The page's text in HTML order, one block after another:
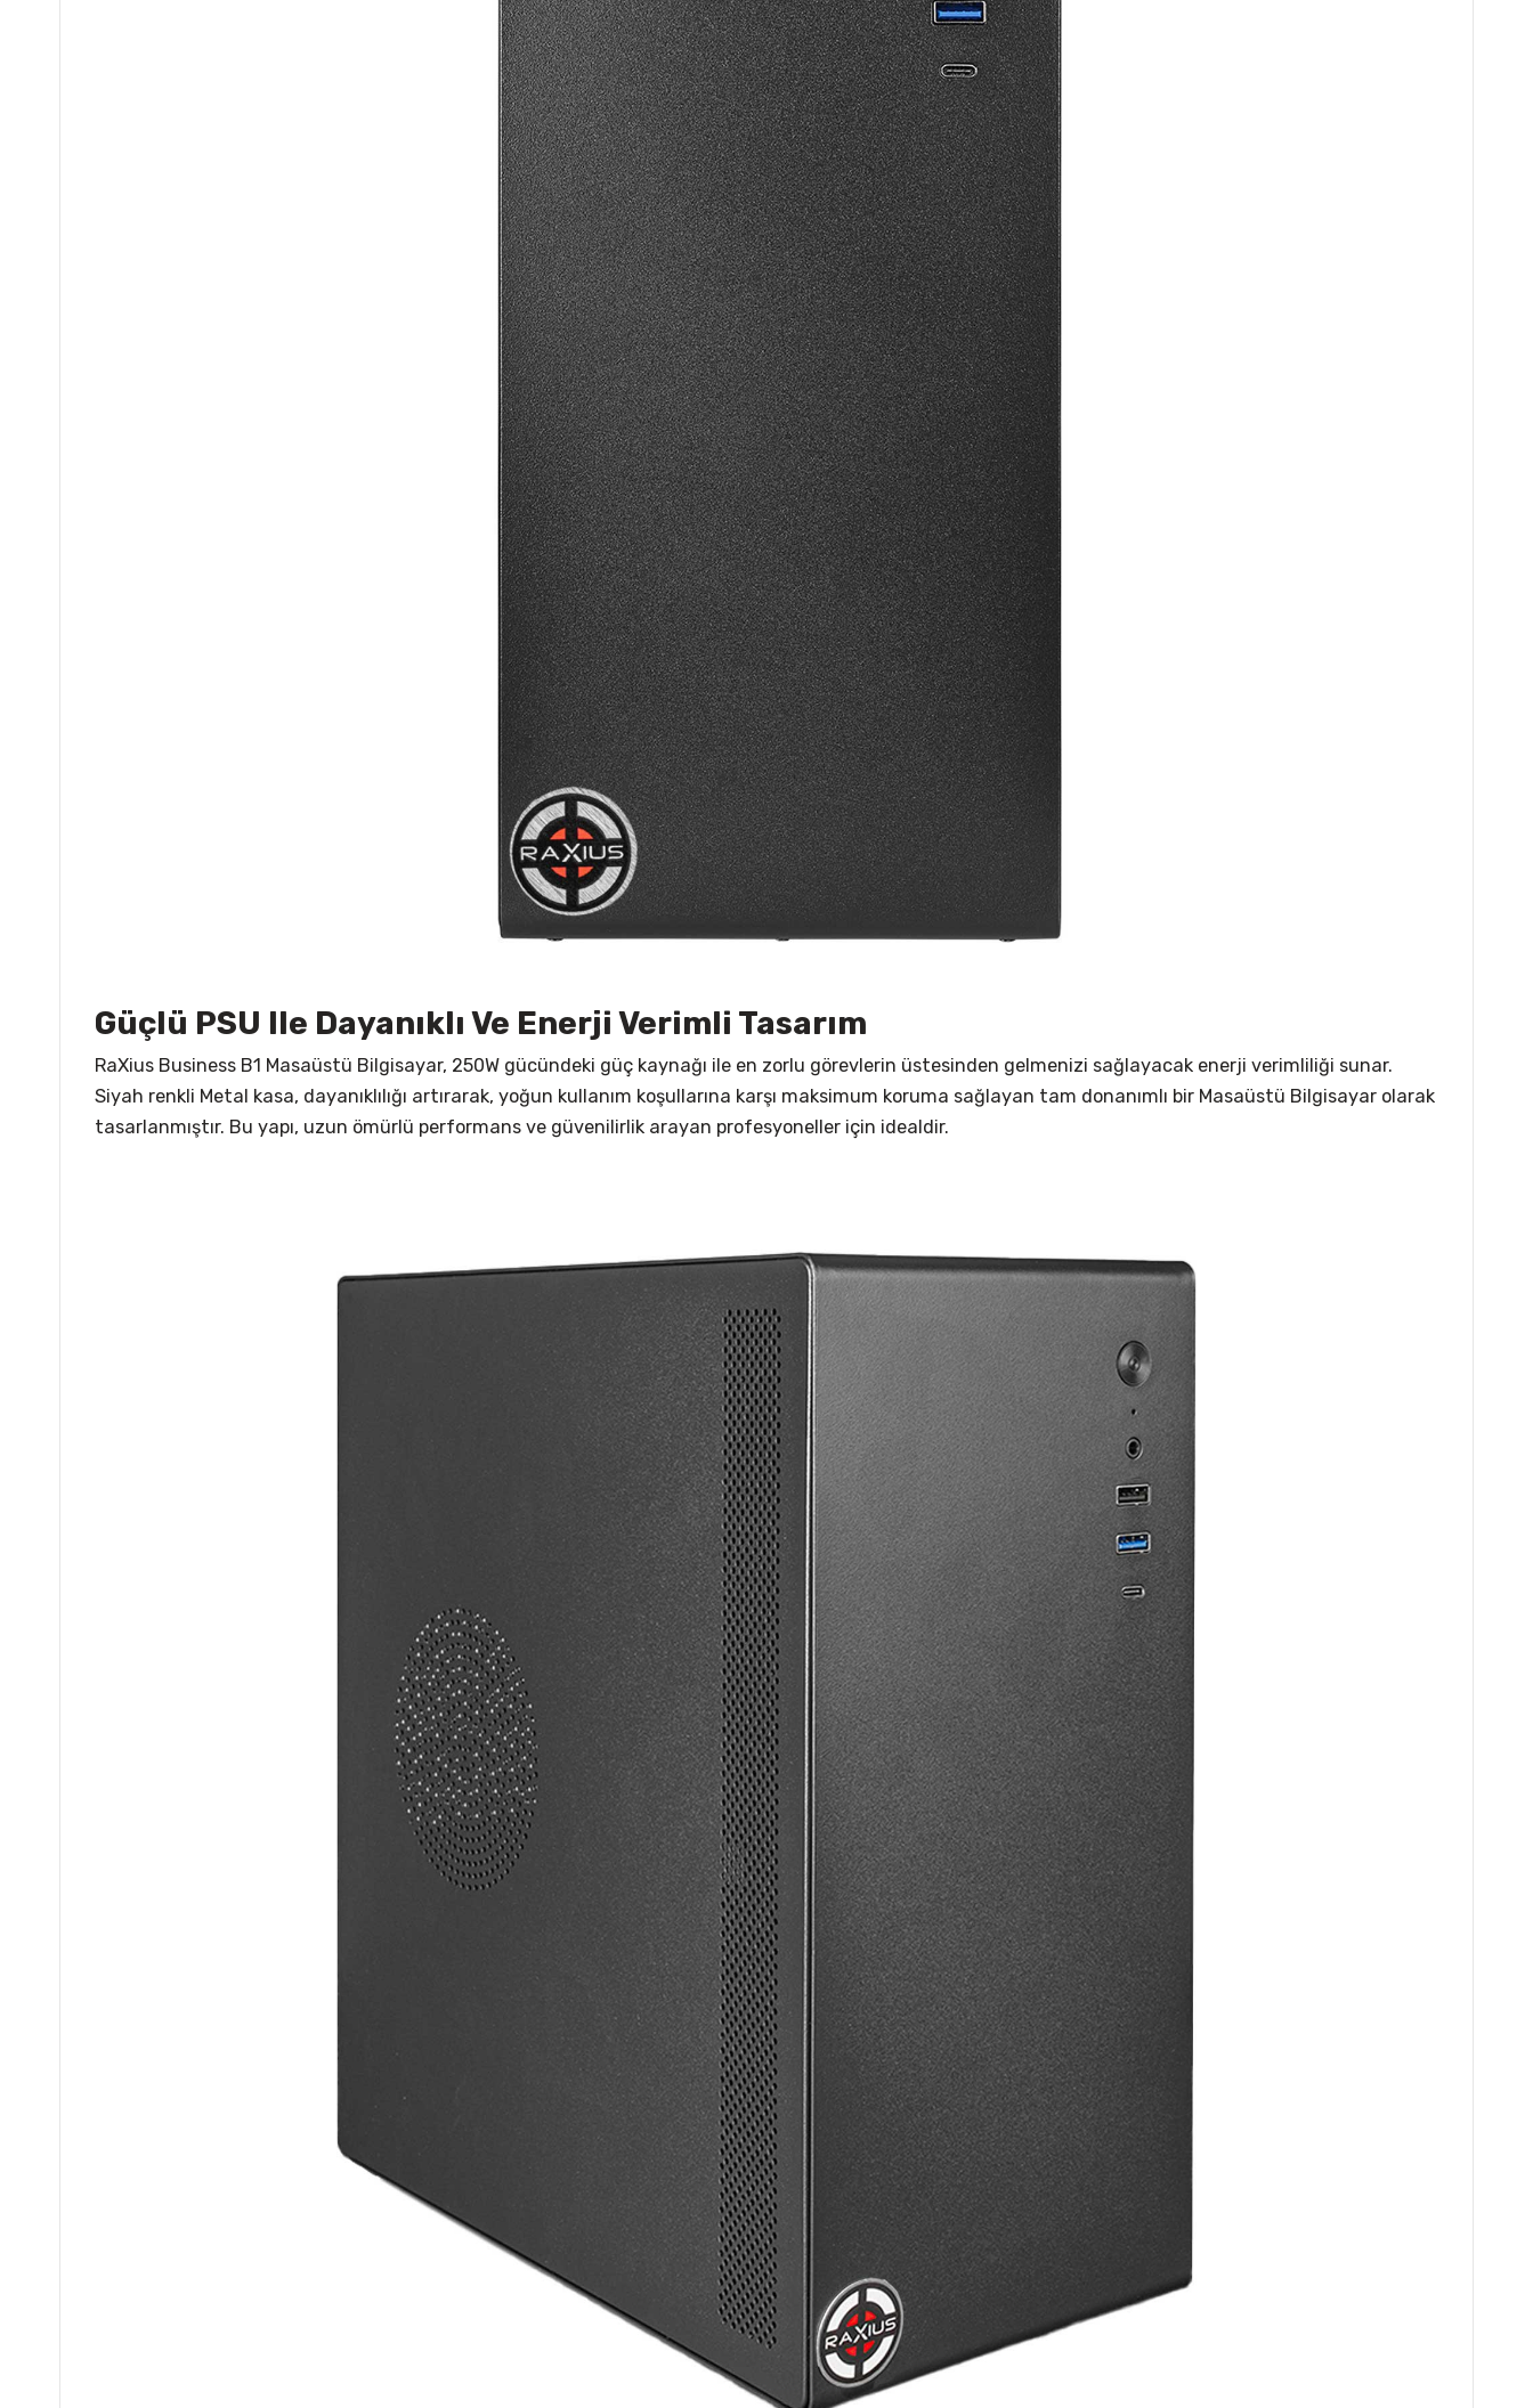
Güçlü PSU Ile Dayanıklı Ve Enerji Verimli Tasarım
RaXius Business B1 Masaüstü Bilgisayar, 250W gücündeki güç kaynağı ile en zorlu görevlerin üstesinden gelmenizi sağlayacak enerji verimliliği sunar.
Siyah renkli Metal kasa, dayanıklılığı artırarak, yoğun kullanım koşullarına karşı maksimum koruma sağlayan tam donanımlı bir Masaüstü Bilgisayar olarak
tasarlanmıştır. Bu yapı, uzun ömürlü performans ve güvenilirlik arayan profesyoneller için idealdir.